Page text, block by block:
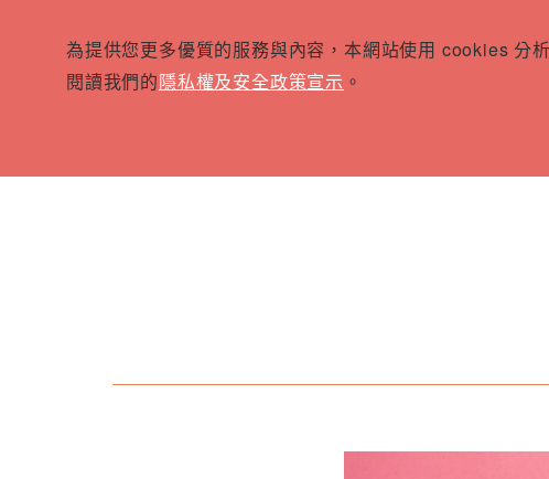
為提供您更多優質的服務與內容，本網站使用 cookies 分
閱讀我們的隱私權及安全政策宣示 。